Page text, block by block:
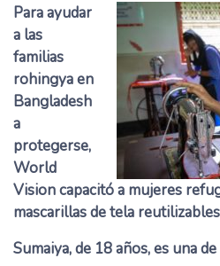
Para ayudar
a las
familias
rohingya en
Bangladesh
a
protegerse,
World
Vision capacitó a mujeres
mascarillas de tela
Sumaiya, de 18 años, es una